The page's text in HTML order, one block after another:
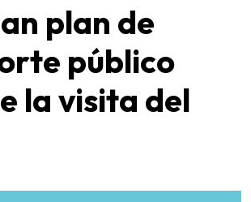
plan de
público
la visita del